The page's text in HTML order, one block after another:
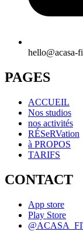
hello@acasa-
PAGES
ACCUEIL
Nos studios
nos activités
RÉSeRVation
à PROPOS
TARIFS
CONTACT
App store
Play Store